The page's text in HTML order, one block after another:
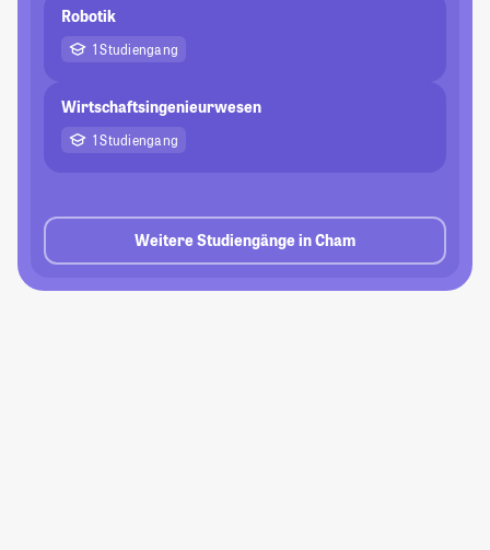
Robotik
1 Studiengang
Wirtschaftsingenieurwesen
1 Studiengang
Weitere Studiengänge in Cham